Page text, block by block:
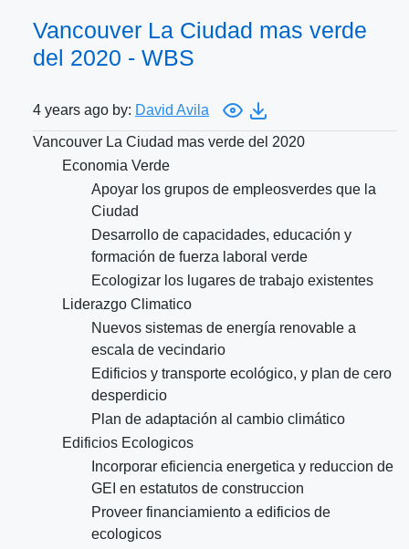
Vancouver La Ciudad mas verde
del 2020 - WBS
4 years ago by: David Avila
Vancouver La Ciudad mas verde del 2020
Economia Verde
Apoyar los grupos de empleosverdes que la
Ciudad
Desarrollo de capacidades, educación y
formación de fuerza laboral verde
Ecologizar los lugares de trabajo existentes
Liderazgo Climatico
Nuevos sistemas de energía renovable a
escala de vecindario
Edificios y transporte ecológico, y plan de cero
desperdicio
Plan de adaptación al cambio climático
Edificios Ecologicos
Incorporar eficiencia energetica y reduccion de
GEI en estatutos de construccion
Proveer financiamiento a edificios de
ecologicos